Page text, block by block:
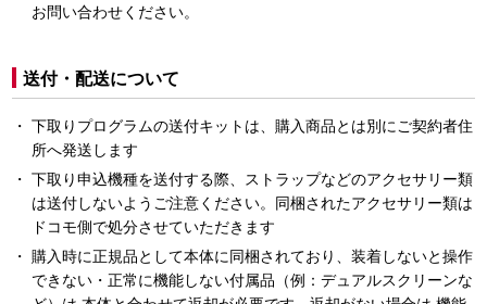
お問い合わせください。
送付・配送について
下取りプログラムの送付キットは、購入商品とは別にご契約者住
所へ発送します
下取り申込機種を送付する際、ストラップなどのアクセサリー類
は送付しないようご注意ください。同梱されたアクセサリー類は
ドコモ側で処分させていただきます
購入時に正規品として本体に同梱されており、装着しないと操作
できない・正常に機能しない付属品（例：デュアルスクリーンな